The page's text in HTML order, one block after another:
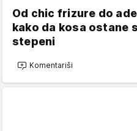
Od chic frizure do
kako da kosa ostane
stepeni
Komentariši